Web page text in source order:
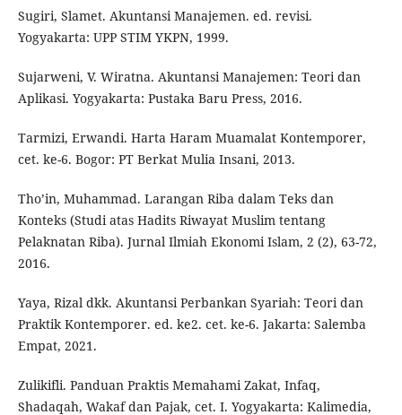
Sugiri, Slamet. Akuntansi Manajemen. ed. revisi.
Yogyakarta: UPP STIM YKPN, 1999.
Sujarweni, V. Wiratna. Akuntansi Manajemen: Teori dan
Aplikasi. Yogyakarta: Pustaka Baru Press, 2016.
Tarmizi, Erwandi. Harta Haram Muamalat Kontemporer,
cet. ke-6. Bogor: PT Berkat Mulia Insani, 2013.
Tho’in, Muhammad. Larangan Riba dalam Teks dan
Konteks (Studi atas Hadits Riwayat Muslim tentang
Pelaknatan Riba). Jurnal Ilmiah Ekonomi Islam, 2 (2), 63-72,
2016.
Yaya, Rizal dkk. Akuntansi Perbankan Syariah: Teori dan
Praktik Kontemporer. ed. ke2. cet. ke-6. Jakarta: Salemba
Empat, 2021.
Zulikifli. Panduan Praktis Memahami Zakat, Infaq,
Shadaqah, Wakaf dan Pajak, cet. I. Yogyakarta: Kalimedia,